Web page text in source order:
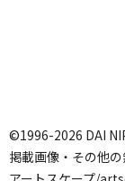
©1996-2026 DAI
掲載画像・その他の